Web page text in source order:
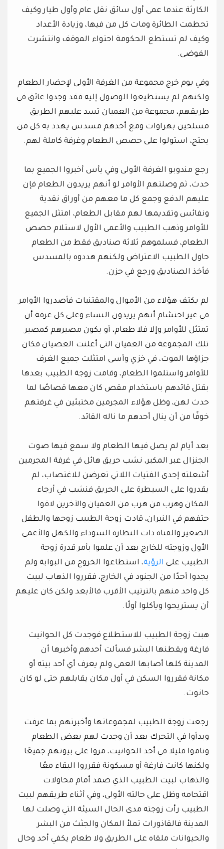
الكارثة عندما عمى أول سائق نقل عام وأول طيار وكيف
تحطمت الطائرة ومات كل من فيها، وزيادة الأعداد
وكيف لم تستطع الحكومة احتواء الموقف وانتشرت
الفوضى.
وفي يوم خرج مجموعة من الغرفة الأولى لإحضار الطعام
ولكنهم لم يستطيعوا الوصول إليه فقد وجدوا عائق في
طريقهم، مجموعة من العميان تسد عليهم الطريق
مسلحين بهراوات ومع أحدهم مسدس يهدد به كل من
يحتج، استولوا على حصص الطعام وغرفة كاملة لهم.
رجع مندوبو الغرفة الأولى وفي يأس أخبروا الجميع بما
حدث، ثم وصلتهم الأوامر لو أنهم يريدون الطعام فإن
عليهم الدفع وجمع كل ما معهم من أوراق نقدية
ونفائس وتقديمها لهم مقابل الطعام، امتثل الجميع
للأوامر وذهب الطبيب والأعمى الأول لاستلام حصص
الطعام، فسلموهم ثلاثة صناديق فقط من الطعام
حاول الطبيب الاعتراض ولكنهم هددوه بالمسدس
فأخذ الصناديق ورجع في حزن.
لم يكتف هؤلاء من الأموال والمقتنيات فأصدروا الأوامر
في غير احتشام أنهم يريدون النساء وعلى كل غرفة أن
تمتثل للأوامر وإلا فلا طعام، أو يكون مصيرهم كمصير
تلك المجموعة من العميان التي أعلنت العصيان فكان
جزاؤها الموت، في خزي وأسى امتثلت جميع الغرف
للأوامر واستلموا الطعام، وقامت زوجة الطبيب بعدها
بقتل قائدهم باستخدام مقص كان معها قصاصًا لما
حدث لهن، وظل هؤلاء المجرمين مختبئين في غرفتهم
خوفًا من أن ينال أحدهم ما ناله القائد.
بعد أيام لم يصل فيها الطعام ولا سمع فيها صوت
الجنزال عبر المكبر، نشب حريق هائل في غرفة المجرمين
أشعلته إحدى الفتيات اللاتي تعرضن للاغتصاب، لم
يقدروا على السيطرة على الحريق فنشب في أرجاء
المكان وهرب من هرب من العميان والآخرين لاقوا
حتفهم في النيران، قادت زوجة الطبيب زوجها والطفل
الصغير والفتاة ذات النظارة السوداء والكهل والأعمى
الأول وزوجته للخارج بعد أن علموا بأمر قدرة زوجة
الطبيب على الرؤية، استطاعوا الخروج من البوابة ولم
يجدوا أحدًا من الجنود في الخارج، فقرروا الذهاب لبيت
كل واحد منهم بالترتيب الأقرب فالأبعد ولكن كان عليهم
أن يستريحوا ويأكلوا أولًا.
هبت زوجة الطبيب للاستطلاع فوجدت كل الحوانيت
فارغة ويقطنها البشر فسألت أحدهم وأخبرها أن
المدينة كلها أصابها العمى ولم يعرف أي أحد بيته أو
مكانة فقرروا السكن في أول مكان يقابلهم حتى لو كان
حانوت.
رجعت زوجة الطبيب لمجموعاتها وأخبرتهم بما عرفت
وبدأوا في التحرك بعد أن وجدت لهم بعض الطعام
وناموا قليلا في أحد الحوانيت، مروا على بيوتهم جميعًا
ولكنها كانت فارغة أو مسكونة فقرروا البقاء معًا
والذهاب لبيت الطبيب الذي صمد أمام محاولات
اقتحامه وظل على حالته الأولى، وفي أثناء طريقهم لبيت
الطبيب رأت زوجته مدى الحال السيئة التي وصلت لها
المدينة فالقاذورات تملأ المكان والجثث من البشر
والحيوانات ملقاه على الطريق ولا طعام يكفي أحد وحال